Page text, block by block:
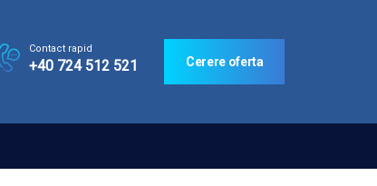
Contact rapid
+40 724 512 521 Cerere oferta